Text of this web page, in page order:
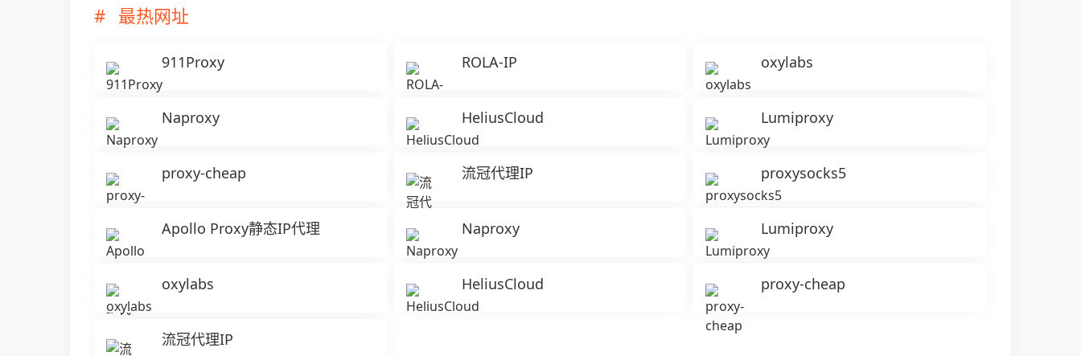
最热网址
911Proxy ROLA-IP oxylabs
Naproxy HeliusCloud Lumiproxy
proxy-cheap 流冠代理IP proxysocks5
Apollo Proxy静态IP代理 Naproxy Lumiproxy
oxylabs HeliusCloud proxy-cheap
流冠代理IP